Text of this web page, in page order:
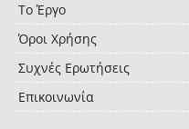
Το Έργο
Όροι Χρήσης
Συχνές Ερωτήσεις
Επικοινωνία